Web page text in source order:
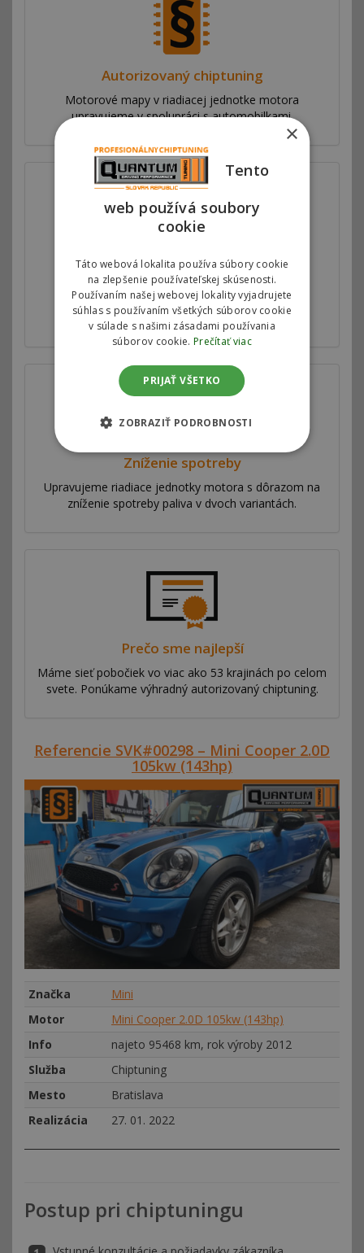
Autorizovaný chiptuning
Motorové mapy v riadiacej jednotke motora
upravujeme v spolupráci s automobilkami.
Zvýšenie výkonu
Ponúkame softwérovú úpravu riadiacej jednotky
motora v dvoch variantách pre zvýšenie výkonu
vozidla.
Zníženie spotreby
Upravujeme riadiace jednotky motora s dôrazom na
zníženie spotreby paliva v dvoch variantách.
Prečo sme najlepší
Máme sieť pobočiek vo viac ako 53 krajinách po celom
svete. Ponúkame výhradný autorizovaný chiptuning.
Referencie SVK#00298 – Mini Cooper 2.0D
105kw (143hp)
Značka
Mini
Motor
Mini Cooper 2.0D 105kw (143hp)
Info
najeto 95468 km, rok výroby 2012
Služba
Chiptuning
Mesto
Bratislava
Realizácia
27. 01. 2022
Postup pri chiptuningu
×
Tento
web používá soubory
cookie
Táto webová lokalita používa súbory cookie
na zlepšenie používateľskej skúsenosti.
Používaním našej webovej lokality vyjadrujete
súhlas s používaním všetkých súborov cookie
v súlade s našimi zásadami používania
súborov cookie. Prečítať viac
PRIJAŤ VŠETKO
ZOBRAZIŤ PODROBNOSTI